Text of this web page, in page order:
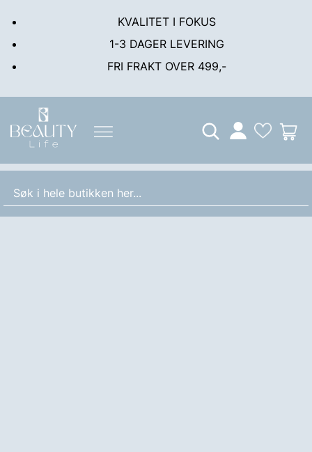
KVALITET I FOKUS
1-3 DAGER LEVERING
FRI FRAKT OVER 499,-
Min
konto